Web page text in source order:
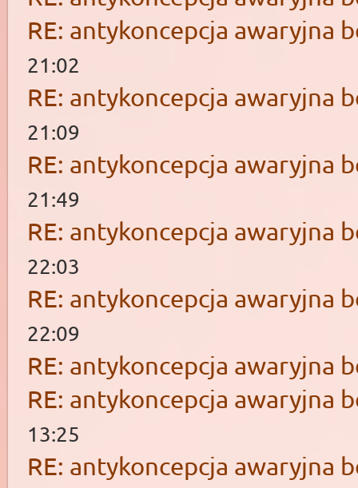
RE: antykoncepcja awaryjna
21:02
RE: antykoncepcja awaryjna
21:09
RE: antykoncepcja awaryjna
21:49
RE: antykoncepcja awaryjna
22:03
RE: antykoncepcja awaryjna
22:09
RE: antykoncepcja awaryjna
RE: antykoncepcja awaryjna
13:25
RE: antykoncepcja awaryjna